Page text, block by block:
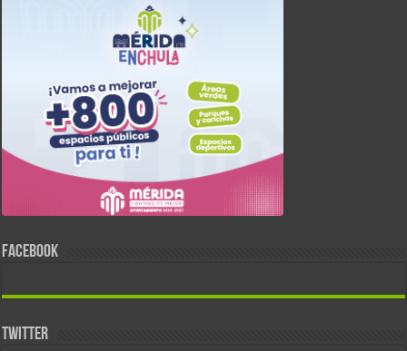
FACEBOOK
TWITTER